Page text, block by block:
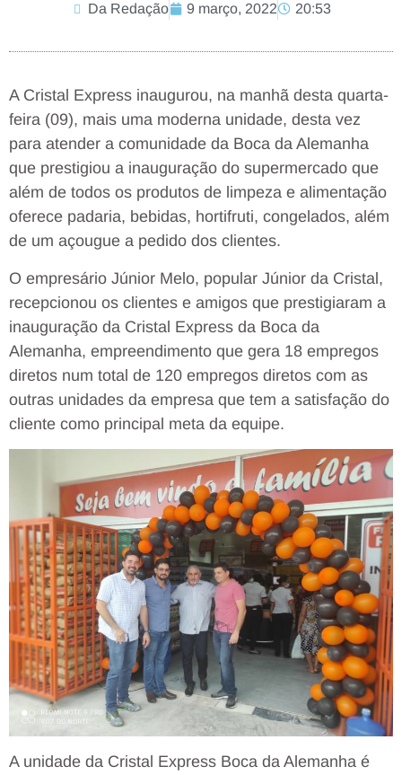
Da Redação 9 março, 2022 20:53
A Cristal Express inaugurou, na manhã desta quarta-
feira (09), mais uma moderna unidade, desta vez
para atender a comunidade da Boca da Alemanha
que prestigiou a inauguração do supermercado que
além de todos os produtos de limpeza e alimentação
oferece padaria, bebidas, hortifruti, congelados, além
de um açougue a pedido dos clientes.
O empresário Júnior Melo, popular Júnior da Cristal,
recepcionou os clientes e amigos que prestigiaram a
inauguração da Cristal Express da Boca da
Alemanha, empreendimento que gera 18 empregos
diretos num total de 120 empregos diretos com as
outras unidades da empresa que tem a satisfação do
cliente como principal meta da equipe.
A unidade da Cristal Express Boca da Alemanha é